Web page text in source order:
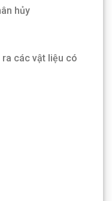
hủy
các vật liệu có